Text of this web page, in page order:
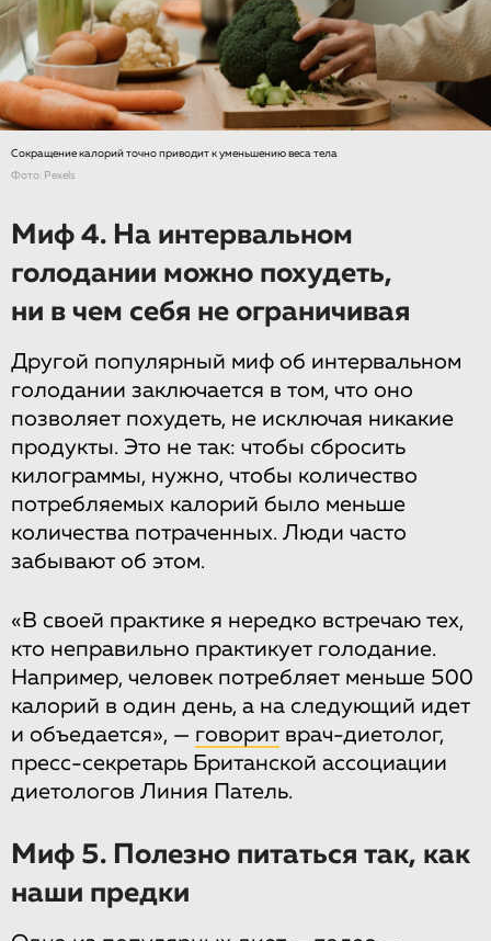
Сокращение калорий точно приводит к уменьшению веса тела
Фото: Pexels
Миф 4. На интервальном
голодании можно похудеть,
ни в чем себя не ограничивая
Другой популярный миф об интервальном
голодании заключается в том, что оно
позволяет похудеть, не исключая никакие
продукты. Это не так: чтобы сбросить
килограммы, нужно, чтобы количество
потребляемых калорий было меньше
количества потраченных. Люди часто
забывают об этом.
«В своей практике я нередко встречаю тех,
кто неправильно практикует голодание.
Например, человек потребляет меньше 500
калорий в один день, а на следующий идет
и объедается», — говорит врач-диетолог,
пресс-секретарь Британской ассоциации
диетологов Линия Патель.
Миф 5. Полезно питаться так, как
наши предки